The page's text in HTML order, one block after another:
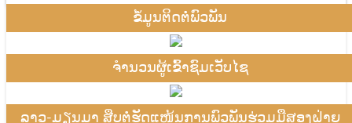
ຂໍ້ມູນຕິດຕໍ່ພົວພັນ
ຈຳນວນຜູ້ເຂົ້າຊົມເວັບໄຊ
ລາວ-ມຽນມາ ສືບຕໍ່ຮັດແໜ້ນການພົວພັນຮ່ວມມືສອງຝ່າຍ